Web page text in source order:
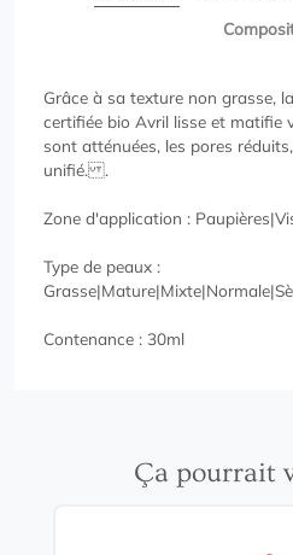
Grâce à sa texture non grasse,
certifiée bio Avril lisse et matifie
sont atténuées, les pores
unifié. .
Zone d'application :
Type de peaux :
Contenance : 30ml
Ça pourrait